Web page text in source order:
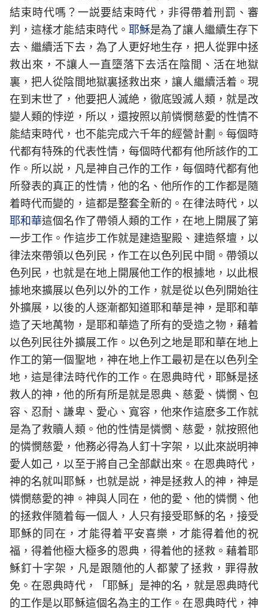
結束時代嗎？一説要結束時代，非得帶着刑罰、審
判，這樣才能結束時代。 耶穌是為了讓人繼續生存下
去、繼續活下去，為了人更好地生存，把人從罪中拯
救出來，不讓人一直墮落下去活在陰間、活在地獄
裏，把人從陰間地獄裏拯救出來，讓人繼續活着。現
在到末世了，他要把人滅絶，徹底毁滅人類，就是改
變人類的悖逆，所以，還按照以前憐憫慈愛的性情不
能結束時代，也不能完成六千年的經營計劃。每個時
代都有特殊的代表性情，每個時代都有他所該作的工
作。所以説，凡是神自己作的工作，每個時代都有他
所發表的真正的性情，他的名、他所作的工作都是隨
着時代而變的，這都是整套全新的。在律法時代，以
耶和華這個名作了帶領人類的工作，在地上開展了第
一步工作。作這步工作就是建造聖殿、建造祭壇，以
律法來帶領以色列民，作工在以色列民中間。帶領以
色列民，也就是在地上開展他工作的根據地，以此根
據地來擴展以色列以外的工作，就是從以色列開始往
外擴展，以後的人逐漸都知道耶和華是神，是耶和華
造了天地萬物，是耶和華造了所有的受造之物，藉着
以色列民往外擴展工作。以色列之地是耶和華在地上
作工的第一個聖地，神在地上作工最初是在以色列全
地，這是律法時代作的工作。在恩典時代，耶穌是拯
救人的神，他的所有所是就是恩典、慈愛、憐憫、包
容、忍耐、謙卑、愛心、寬容，他來作這麽多工作就
是為了救贖人類。他的性情是憐憫、慈愛，就按照他
的憐憫慈愛，他務必得為人釘十字架，以此來説明神
愛人如己，以至于將自己全部獻出來。在恩典時代，
神的名就叫耶穌，也就是説，神是拯救人的神，神是
憐憫慈愛的神。神與人同在，他的愛、他的憐憫、他
的拯救伴隨着每一個人，人只有接受耶穌的名，接受
耶穌的同在，才能得着平安喜樂，才能得着他的祝
福，得着他極大極多的恩典，得着他的拯救。藉着耶
穌釘十字架，凡是跟隨他的人都蒙了拯救，罪得赦
免。在恩典時代，「耶穌」是神的名，就是恩典時代
的工作是以耶穌這個名為主的工作。在恩典時代，神